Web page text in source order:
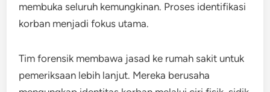
membuka seluruh kemungkinan. Proses identifikasi
korban menjadi fokus utama.
Tim forensik membawa jasad ke rumah sakit untuk
pemeriksaan lebih lanjut. Mereka berusaha